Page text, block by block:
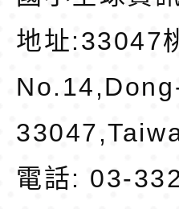
地址:33047
電話: 03-